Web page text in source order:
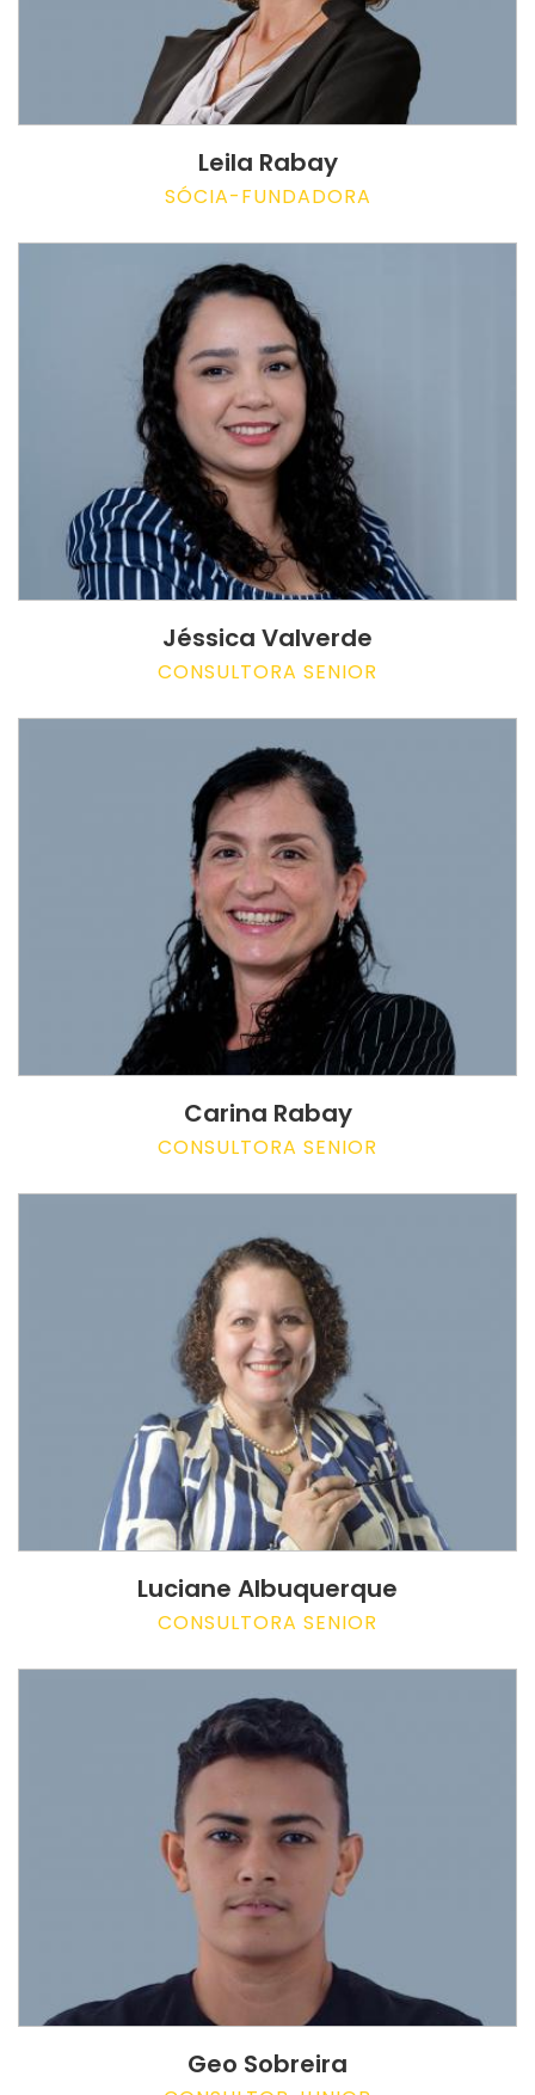
Leila Rabay
SÓCIA-FUNDADORA
Jéssica Valverde
CONSULTORA SENIOR
Carina Rabay
CONSULTORA SENIOR
Luciane Albuquerque
CONSULTORA SENIOR
Geo Sobreira